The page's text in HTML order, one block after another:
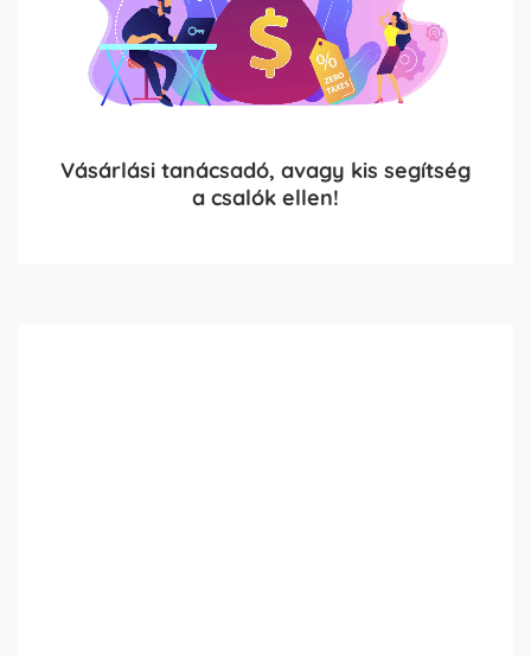
Vásárlási tanácsadó, avagy kis segítség
a csalók ellen!